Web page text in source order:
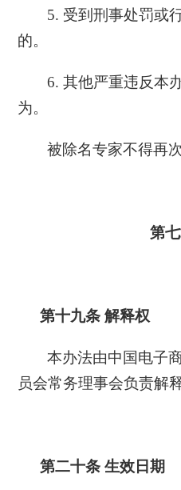
5. 受到刑事处罚或
的。
6. 其他严重违反本
为。
被除名专家不得再
第
第十九条 解释权
本办法由中国电子
员会常务理事会负责解释
第二十条 生效日期